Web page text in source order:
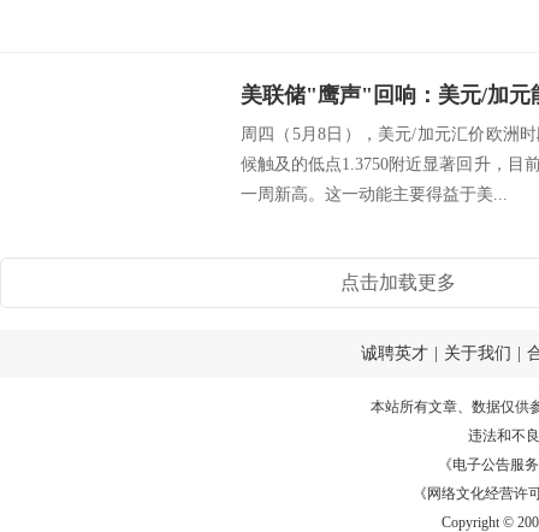
美联储"鹰声"回响：美元/加元
周四（5月8日），美元/加元汇价欧洲
候触及的低点1.3750附近显著回升，目
一周新高。这一动能主要得益于美...
点击加载更多
诚聘英才 关于我们
本站所有文章、数据仅供
违法和不
《电子公告服务
《网络文化经营许
Copyright ©